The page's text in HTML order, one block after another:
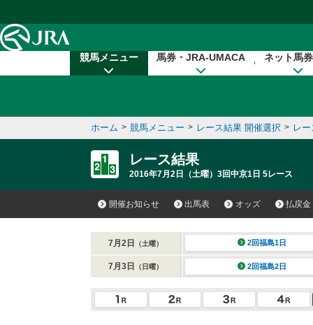
競馬メニュー 馬券・JRA-UMACA ネット馬
ホーム > 競馬メニュー > レース結果 開催選択 > レ
レース結果
2016年7月2日（土曜）3回中京1日 5レース
開催お知らせ 出馬表 オッズ 払戻金
7月2日 （土曜） 2回福島1日
7月3日 （日曜） 2回福島2日